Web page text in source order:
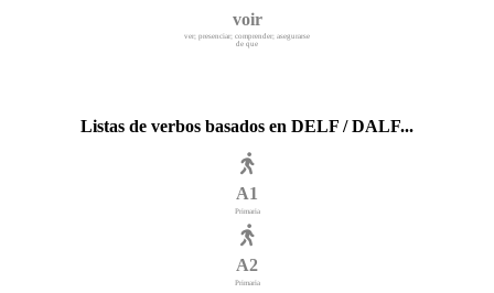
voir
ver; presenciar; comprender; asegurarse
de que
Listas de verbos basados en DELF / DALF...
A1
Primaria
A2
Primaria